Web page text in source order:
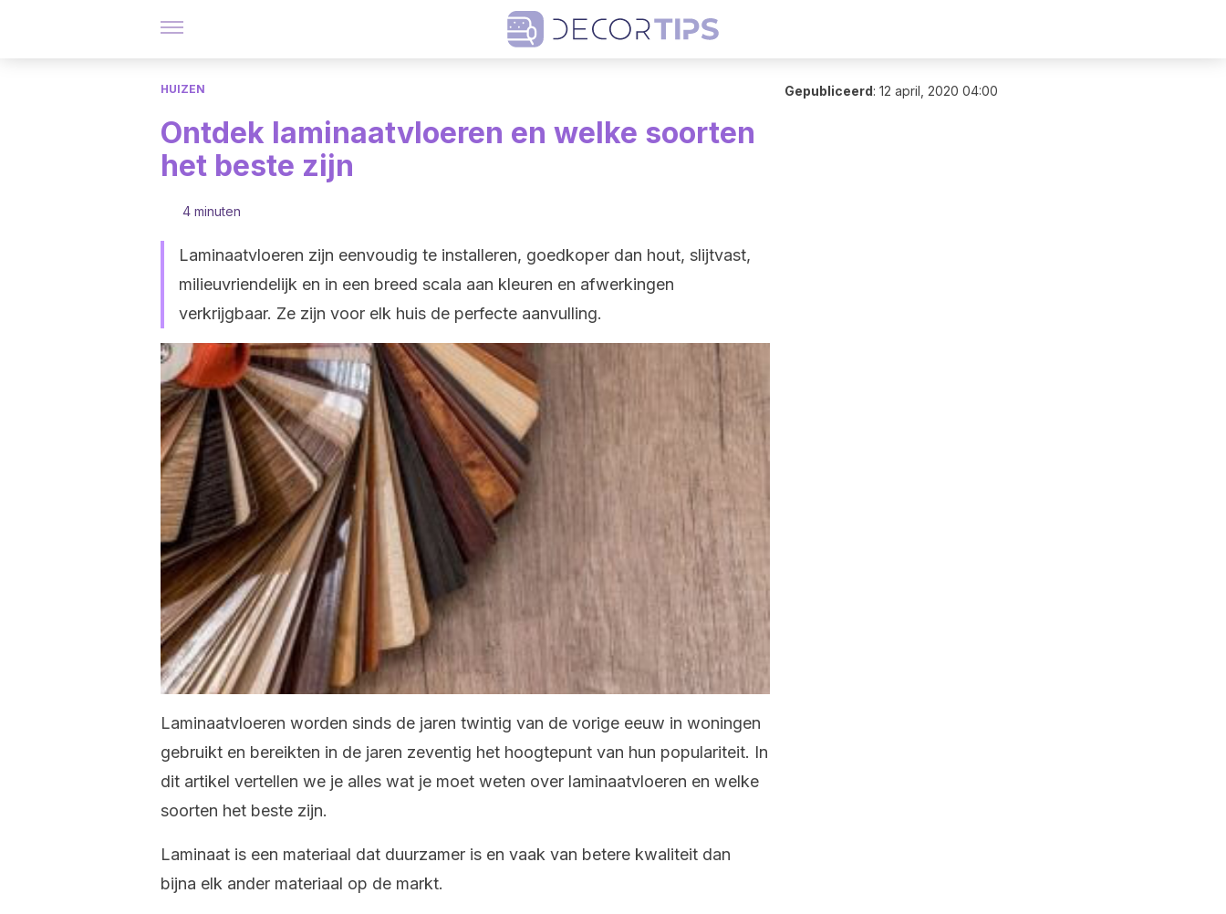
HUIZEN
Ontdek laminaatvloeren en welke soorten
het beste zijn
4 minuten
Laminaatvloeren zijn eenvoudig te installeren, goedkoper dan hout, slijtvast,
milieuvriendelijk en in een breed scala aan kleuren en afwerkingen
verkrijgbaar. Ze zijn voor elk huis de perfecte aanvulling.
Laminaatvloeren worden sinds de jaren twintig van de vorige eeuw in woningen
gebruikt en bereikten in de jaren zeventig het hoogtepunt van hun populariteit. In
dit artikel vertellen we je alles wat je moet weten over laminaatvloeren en welke
soorten het beste zijn.
Laminaat is een materiaal dat duurzamer is en vaak van betere kwaliteit dan
bijna elk ander materiaal op de markt.
Gepubliceerd: 12 april, 2020 04:00